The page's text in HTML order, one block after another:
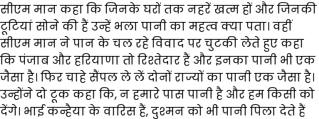
सीएम मान कहा कि जिनके घरों तक नहरें खत्म हों और जिनकी
टूटियां सोने की हैं उन्हें भला पानी का महत्व क्या पता। वहीं
सीएम मान ने पान के चल रहे विवाद पर चुटकी लेते हुए कहा
कि पंजाब और हरियाणा तो रिश्तेदार हैं और इनका पानी भी एक
जैसा है। फिर चाहे सैंपल ले लें दोनों राज्यों का पानी एक जैसा है।
उन्होंने दो टूक कहा कि, न हमारे पास पानी है और हम किसी को
देंगे। भाई कन्हैया के वारिस हैं, दुश्मन को भी पानी पिला देते हैं